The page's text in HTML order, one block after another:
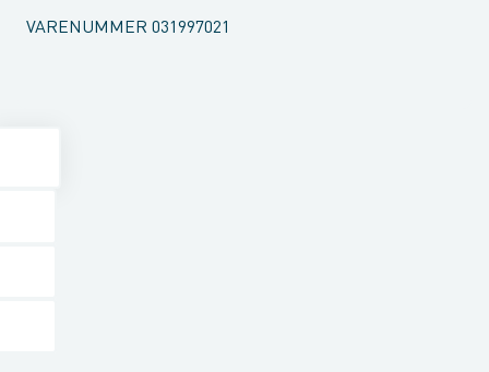
VARENUMMER 031997021